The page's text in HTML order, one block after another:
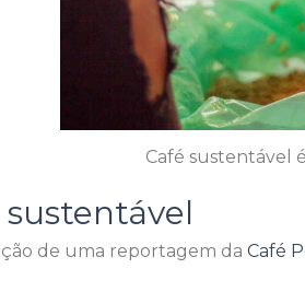
Café sustentável
de uma reportagem da Café